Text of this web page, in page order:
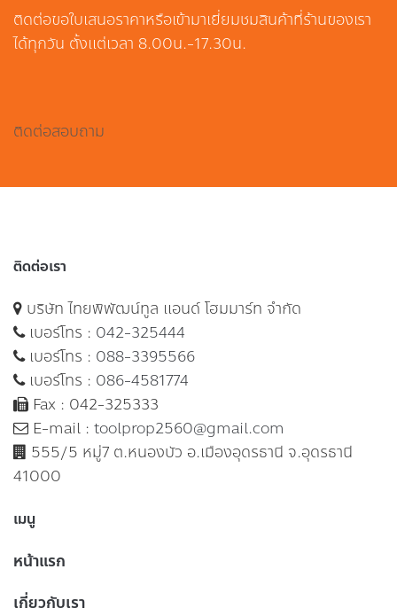
ติดต่อขอใบเสนอราคาหรือเข้ามาเยี่ยมชมสินค้าที่ร้านของเรา
ได้ทุกวัน ตั้งแต่เวลา 8.00น.-17.30น.
ติดต่อสอบถาม
ติดต่อเรา
บริษัท ไทยพิพัฒน์ทูล แอนด์ โฮมมาร์ท จำกัด
เบอร์โทร : 042-325444
เบอร์โทร : 088-3395566
เบอร์โทร : 086-4581774
Fax : 042-325333
E-mail : toolprop2560@gmail.com
555/5 หมู่7 ต.หนองบัว อ.เมืองอุดรธานี จ.อุดรธานี
41000
เมนู
หน้าแรก
เกี่ยวกับเรา